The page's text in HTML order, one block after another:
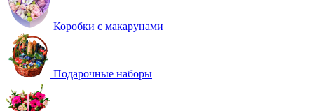
Коробки с макарунами
Подарочные наборы